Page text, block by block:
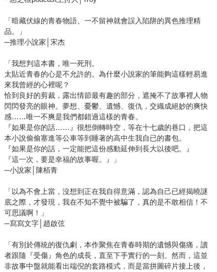
「暗藏伏線的青春物語、一不留神就會誤入陷阱的異色推理精
品。」
─推理小說家│宋杰
「我想判這本書，唯一死刑。
太貼近青春的心是不允許的。為什麼小說家的筆能夠這樣輕易進
來我曾經的心裡呢？
恰到良好的剪裁，露出情節最有趣的部分，遮掩不了故事裡人物
閃閃發亮的眼神。夢想、憂鬱、遺憾、復仇，交織成絕妙的爽快
感……唯一不爽是我們都錯過這樣的青春。
『如果是你的話……』很想倒轉時空，等在十七歲的巷口，把這
本小說偷偷塞進等公車等到睡著的高中生我自已的書包。
『如果是你的話，一定能把這份感動延伸到長大以後吧。』
『這一次，要是幸福的故事喔。』」
─小說家│陳栢青
「以為不會上當，沒想到正在我自得意滿，認為自己已經揭曉謎
底之際，才發現，我在不知不覺中被騙了，真的是不敢相信！不
可思議啊！」
─寫寫文字│趙啟弦
「有別於傳統的復仇劇，本作聚焦在青春時期的遺憾與傷痛，讀
者跟隨『受傷』角色的成長，直至下手實行的一刻。然而，這並
非故事中盤就能看出端倪的套路模式，而是當拼圖碎片接上後，